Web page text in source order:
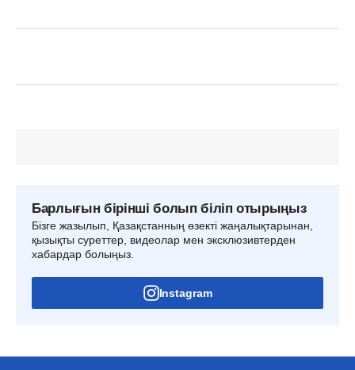
Барлығын бірінші болып біліп отырыңыз
Бізге жазылып, Қазақстанның өзекті жаңалықтарынан,
қызықты суреттер, видеолар мен эксклюзивтерден
хабардар болыңыз.
Instagram